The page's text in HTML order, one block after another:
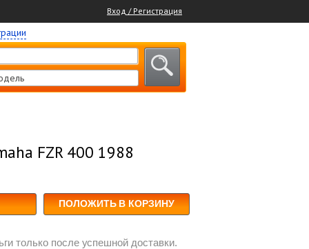
Вход / Регистрация
FZR 400 1988
ПОЛОЖИТЬ В КОРЗИНУ
только после успешной доставки.